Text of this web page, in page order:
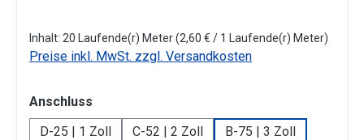
Inhalt: 20 Laufende(r) Meter(2,60 € / 1 Laufende(r) Meter)
Preise inkl. MwSt. zzgl. Versandkosten
Anschluss
D-25 | 1 Zoll
C-52 | 2 Zoll
B-75 | 3 Zoll